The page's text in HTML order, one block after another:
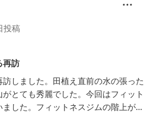
投稿
再訪
しました。田植え直前の水の張った
とても秀麗でした。今回はフィット
した。フィットネスジムの階上が浴
天色の湯の露天風呂も風が爽やかで